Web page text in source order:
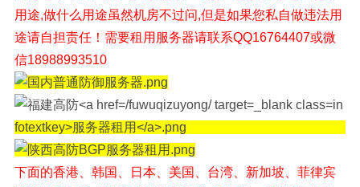
用途,做什么用途虽然机房不过问,但是如果您私自做违法用
途请自担责任！需要租用服务器请联系QQ16764407或微
信18988993510
下面的香港、韩国、日本、美国、台湾、新加坡、菲律宾